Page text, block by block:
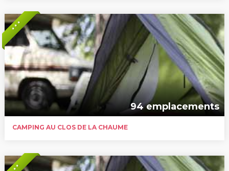
* * *
94 emplacements
CAMPING AU CLOS DE LA CHAUME
* *